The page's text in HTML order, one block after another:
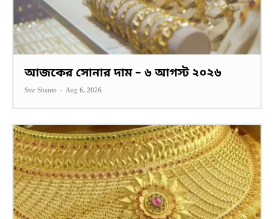
আজকের সোনার দাম – ৬ আগস্ট ২০২৬
Star Shanto - Aug 6, 2026